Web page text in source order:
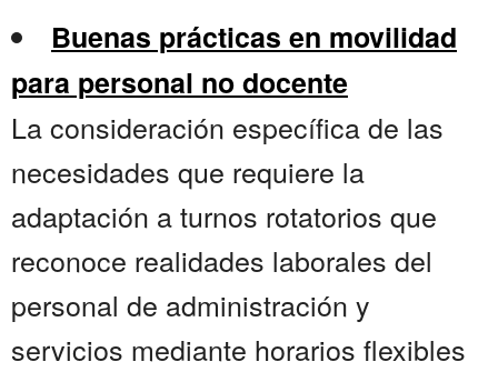
Buenas prácticas en movilidad
para personal no docente
La consideración específica de las
necesidades que requiere la
adaptación a turnos rotatorios que
reconoce realidades laborales del
personal de administración y
servicios mediante horarios flexibles